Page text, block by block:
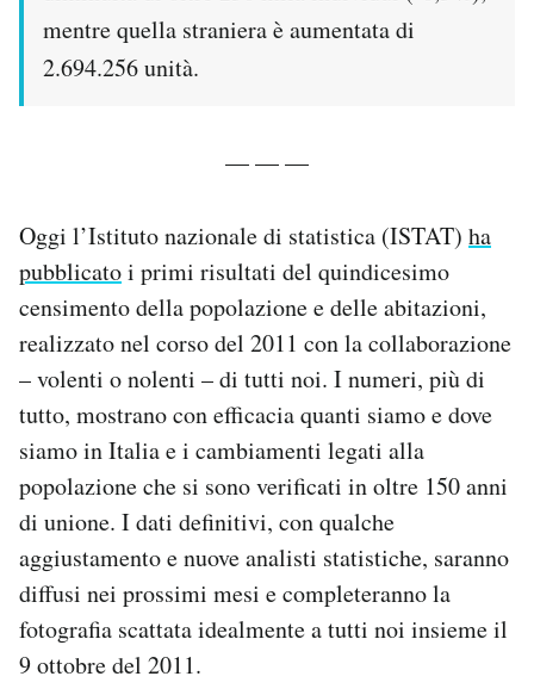
mentre quella straniera è aumentata di
2.694.256 unità.
— — —
Oggi l’Istituto nazionale di statistica (ISTAT) ha
pubblicatoi primi risultati del quindicesimo
censimento della popolazione e delle abitazioni,
realizzato nel corso del 2011 con la collaborazione
– volenti o nolenti – di tutti noi. I numeri, più di
tutto, mostrano con efficacia quanti siamo e dove
siamo in Italia e i cambiamenti legati alla
popolazione che si sono verificati in oltre 150 anni
di unione. I dati definitivi, con qualche
aggiustamento e nuove analisti statistiche, saranno
diffusi nei prossimi mesi e completeranno la
fotografia scattata idealmente a tutti noi insieme il
9 ottobre del 2011.